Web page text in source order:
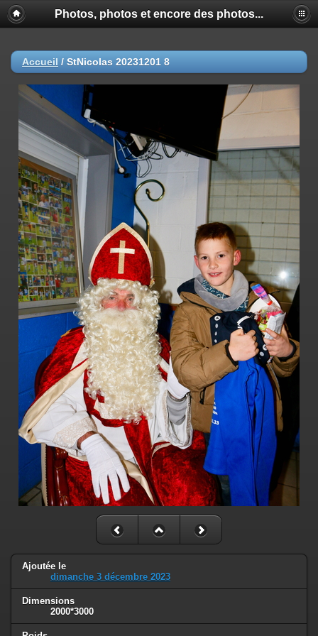
Photos, photos et encore des photos...
Accueil / StNicolas 20231201 8
Ajoutée le
dimanche 3 décembre 2023
Dimensions
2000*3000